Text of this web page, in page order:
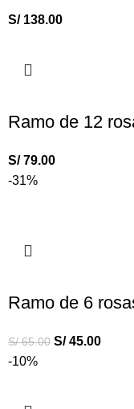
S/138.00
S/79.00
-31%
S/65.00 S/45.00
-10%